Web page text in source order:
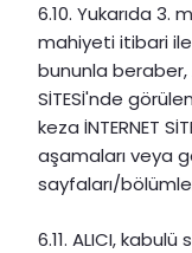
6.10. Yukarıda 3.
mahiyeti itibari
bununla beraber,
SİTESİ'nde
keza İNTERNET
aşamaları veya
sayfaları/
6.11. ALICI,